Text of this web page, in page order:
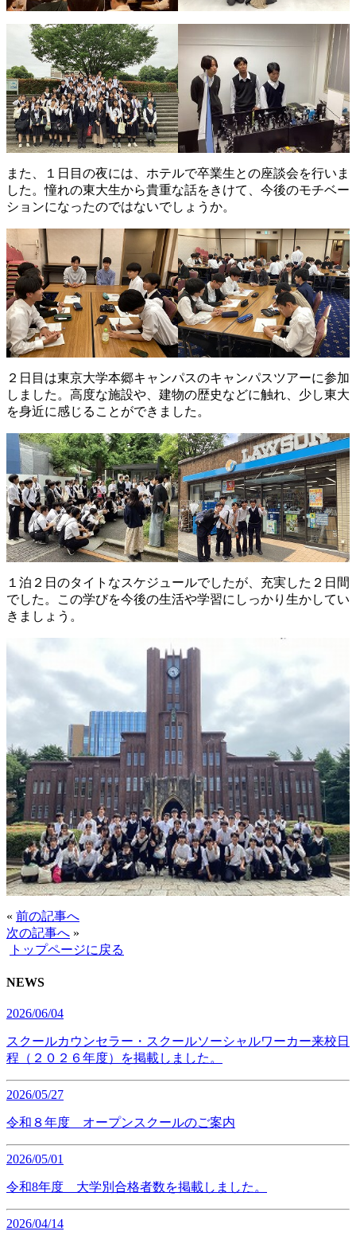
また、１日目の夜には、ホテルで卒業生との座談会を行いま
した。憧れの東大生から貴重な話をきけて、今後のモチベー
ションになったのではないでしょうか。
２日目は東京大学本郷キャンパスのキャンパスツアーに参加
しました。高度な施設や、建物の歴史などに触れ、少し東大
を身近に感じることができました。
１泊２日のタイトなスケジュールでしたが、充実した２日間
でした。この学びを今後の生活や学習にしっかり生かしてい
きましょう。
« 前の記事へ
次の記事へ »
トップページに戻る
NEWS
2026/06/04
スクールカウンセラー・スクールソーシャルワーカー来校日
程（２０２６年度）を掲載しました。
2026/05/27
令和８年度 オープンスクールのご案内
2026/05/01
令和8年度 大学別合格者数を掲載しました。
2026/04/14